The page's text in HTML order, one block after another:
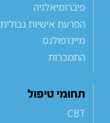
פיברומיאלגיה
הפרעת אישיות גבולית
מיינדפולנס
התמכרות
תחומי טיפול
CBT